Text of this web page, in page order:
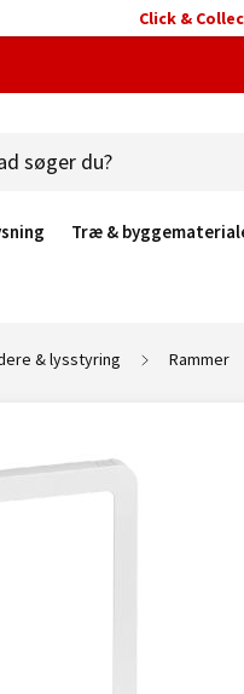
Click &
Træ &
& lysstyring Rammer